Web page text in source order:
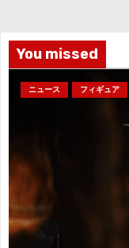
You missed
ニュース フィギュア